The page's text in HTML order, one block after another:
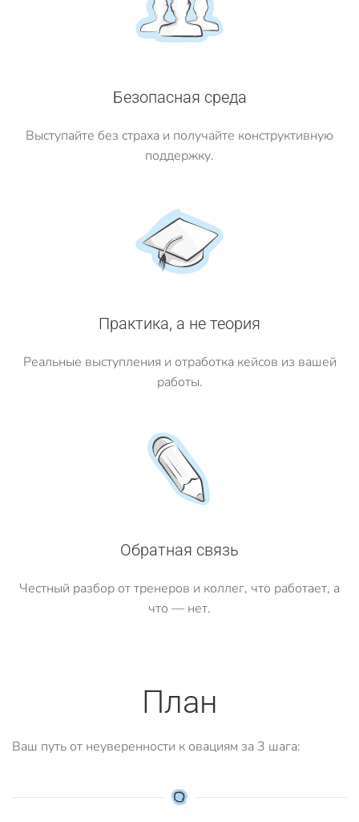
Безопасная среда
Выступайте без страха и получайте конструктивную
поддержку.
Практика, а не теория
Реальные выступления и отработка кейсов из вашей
работы.
Обратная связь
Честный разбор от тренеров и коллег, что работает, а
что — нет.
План
Ваш путь от неуверенности к овациям за 3 шага: